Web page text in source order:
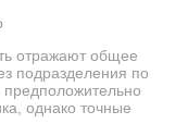
отражают общее
подразделения по
однако точные